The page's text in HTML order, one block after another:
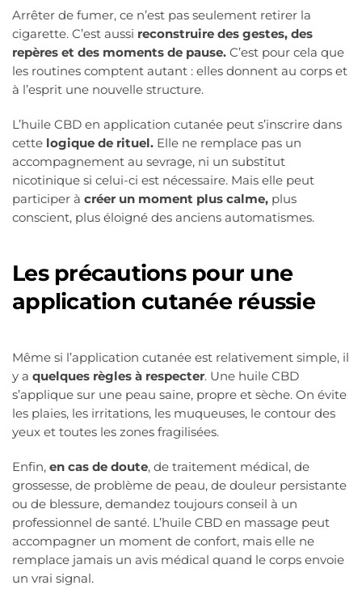
Arrêter de fumer, ce n’est pas seulement retirer la
cigarette. C’est aussi reconstruire des gestes, des
repères et des moments de pause. C’est pour cela que
les routines comptent autant : elles donnent au corps et
à l’esprit une nouvelle structure.
L’huile CBD en application cutanée peut s’inscrire dans
cette logique de rituel. Elle ne remplace pas un
accompagnement au sevrage, ni un substitut
nicotinique si celui-ci est nécessaire. Mais elle peut
participer à créer un moment plus calme, plus
conscient, plus éloigné des anciens automatismes.
Les précautions pour une
application cutanée réussie
Même si l’application cutanée est relativement simple, il
y a quelques règles à respecter. Une huile CBD
s’applique sur une peau saine, propre et sèche. On évite
les plaies, les irritations, les muqueuses, le contour des
yeux et toutes les zones fragilisées.
Enfin, en cas de doute, de traitement médical, de
grossesse, de problème de peau, de douleur persistante
ou de blessure, demandez toujours conseil à un
professionnel de santé. L’huile CBD en massage peut
accompagner un moment de confort, mais elle ne
remplace jamais un avis médical quand le corps envoie
un vrai signal.